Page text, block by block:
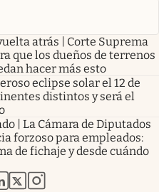
atrás | Corte Suprema
que los dueños de terrenos
hacer más esto
eclipse solar el 12 de
distintos y será el
| La Cámara de Diputados
forzoso para empleados:
de fichaje y desde cuándo
nueva pestaña
en nueva pestaña
abre en nueva pestaña
abre en nueva pestaña
abre en nueva pestaña